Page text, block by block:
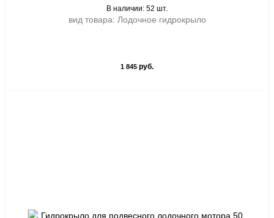
В наличии: 52 шт.
вид товара: Лодочное гидрокрыло
1 845 руб.